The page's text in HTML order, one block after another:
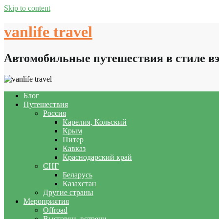
Skip to content
vanlife travel
Автомобильные путешествия в стиле
Блог
Путешествия
Россия
Карелия, Кольский
Крым
Питер
Кавказ
Краснодарский край
СНГ
Беларусь
Казахстан
Другие страны
Мероприятия
Offroad